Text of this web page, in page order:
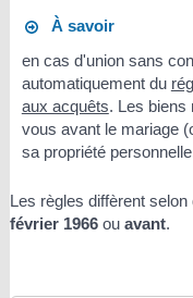
À savoir
en cas d'union sans
automatiquement du
aux acquêts. Les biens
vous avant le mariage
sa propriété
Les règles diffèrent
février 1966ou avant.